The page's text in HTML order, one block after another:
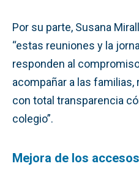
Por su parte, Susana
“estas reuniones y la
responden al
acompañar a las
con total transparencia
colegio”.
Mejora de los